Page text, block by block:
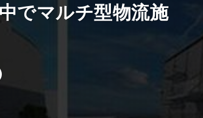
でマルチ型物流施